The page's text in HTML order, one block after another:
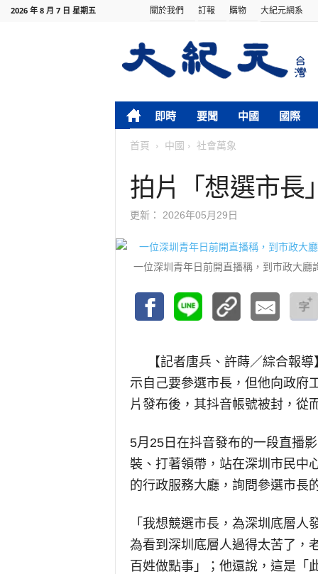
2026 年 8 月 7 日 星期五 關於我們 訂報 購物 大紀元網系
即時 要聞 中國 國際
首頁 中國 社會萬象
拍片「想選市長
更新： 2026年05月29日
一位深圳青年日前開直播稱，到市政大
【記者唐兵、許蒔／綜合報導
示自己要參選市長，但他向政府
片發布後，其抖音帳號被封，從
5月25日在抖音發布的一段直播
裝、打著領帶，站在深圳市民中
的行政服務大廳，詢問參選市長
「我想競選市長，為深圳底層
為看到深圳底層人過得太苦了，
百姓做點事」；他還說，這是「